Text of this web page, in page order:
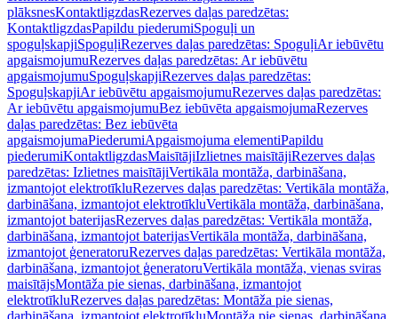
plāksnesKontaktligzdasRezerves daļas paredzētas:
KontaktligzdasPapildu piederumiSpoguļi un
spoguļskapjiSpoguļiRezerves daļas paredzētas: SpoguļiAr iebūvētu
apgaismojumuRezerves daļas paredzētas: Ar iebūvētu
apgaismojumuSpoguļskapjiRezerves daļas paredzētas:
SpoguļskapjiAr iebūvētu apgaismojumuRezerves daļas paredzētas:
Ar iebūvētu apgaismojumuBez iebūvēta apgaismojumaRezerves
daļas paredzētas: Bez iebūvēta
apgaismojumaPiederumiApgaismojuma elementiPapildu
piederumiKontaktligzdasMaisītājiIzlietnes maisītājiRezerves daļas
paredzētas: Izlietnes maisītājiVertikāla montāža, darbināšana,
izmantojot elektrotīkluRezerves daļas paredzētas: Vertikāla montāža,
darbināšana, izmantojot elektrotīkluVertikāla montāža, darbināšana,
izmantojot baterijasRezerves daļas paredzētas: Vertikāla montāža,
darbināšana, izmantojot baterijasVertikāla montāža, darbināšana,
izmantojot ģeneratoruRezerves daļas paredzētas: Vertikāla montāža,
darbināšana, izmantojot ģeneratoruVertikāla montāža, vienas sviras
maisītājsMontāža pie sienas, darbināšana, izmantojot
elektrotīkluRezerves daļas paredzētas: Montāža pie sienas,
darbināšana, izmantojot elektrotīkluMontāža pie sienas, darbināšana,